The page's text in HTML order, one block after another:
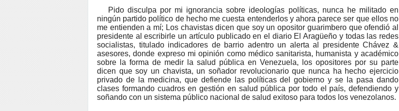
Pido disculpa por mi ignorancia sobre ideologías políticas, nunca he militado en
ningún partido político de hecho me cuesta entenderlos y ahora parece ser que ellos no
me entienden a mí; Los chavistas dicen que soy un opositor guarimbero que ofendió al
presidente al escribirle un artículo publicado en el diario El Aragüeño y todas las redes
socialistas, titulado indicadores de barrio adentro un alerta al presidente Chávez &
asesores, donde expreso mi opinión como médico sanitarista, humanista y académico
sobre la forma de medir la salud pública en Venezuela, los opositores por su parte
dicen que soy un chavista, un soñador revolucionario que nunca ha hecho ejercicio
privado de la medicina, que defiende las políticas del gobierno y se la pasa dando
clases formando cuadros en gestión en salud pública por todo el país, defendiendo y
soñando con un sistema público nacional de salud exitoso para todos los venezolanos.